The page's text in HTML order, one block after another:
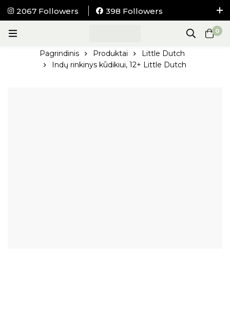
2067 Followers
398 Followers
paštomatus nuo 100Eur.
0
Pagrindinis Produktai
Little Dutch
Indų rinkinys kūdikiui, 12+ Little Dutch